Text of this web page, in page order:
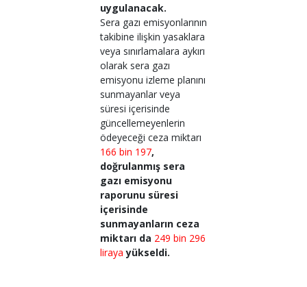
uygulanacak.
Sera gazı emisyonlarının
takibine ilişkin yasaklara
veya sınırlamalara aykırı
olarak sera gazı
emisyonu izleme planını
sunmayanlar veya
süresi içerisinde
güncellemeyenlerin
ödeyeceği ceza miktarı
166 bin 197,
doğrulanmış sera
gazı emisyonu
raporunu süresi
içerisinde
sunmayanların ceza
miktarı da 249 bin 296
liraya yükseldi.